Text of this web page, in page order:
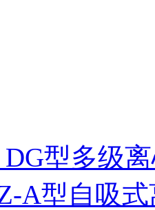
型多级
A型自吸